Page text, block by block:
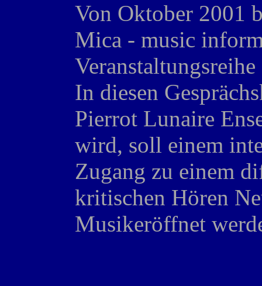
Von Oktober 2001
Mica - music
In diesen
Pierrot Lunaire
wird, soll einem
Zugang zu einem
kritischen Hören
Musikeröffnet